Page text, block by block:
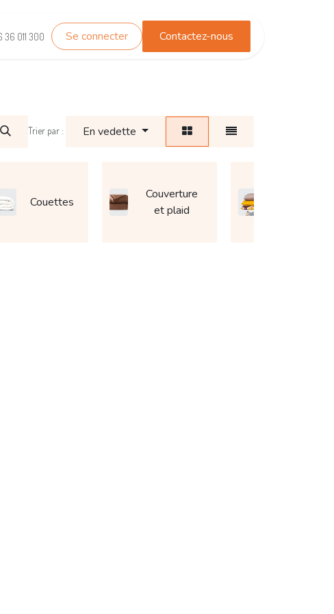
TEST_WHATSAPP Contactez-nous
36 011 300 Se connecter Contactez-nous
Trier par : En vedette
Couettes
Couverture
et plaid